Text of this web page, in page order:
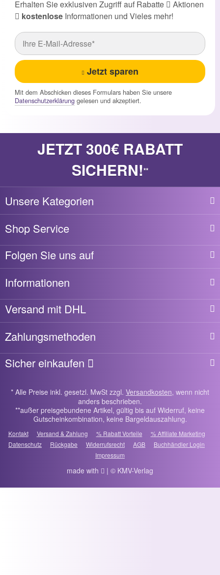
Erhalten Sie exklusiven Zugriff auf Rabatte
Aktionen
kostenlose Informationen und Vieles mehr!
Jetzt sparen
Mit dem Abschicken dieses Formulars haben Sie unsere
Datenschutzerklärung gelesen und akzeptiert.
JETZT 300€ RABATT
SICHERN!**
Unsere Kategorien
Shop Service
Folgen Sie uns auf
Informationen
Versand mit DHL
Zahlungsmethoden
Sicher einkaufen
* Alle Preise inkl. gesetzl. MwSt zzgl. Versandkosten, wenn nicht
anders beschrieben.
**außer preisgebundene Artikel, gültig bis auf Widerruf, keine
Gutscheinkombination, keine Bargeldauszahlung.
Kontakt Versand & Zahlung % Rabatt Vorteile
% Affiliate Marketing
Datenschutz
Rückgabe Widerrufsrecht AGB
Buchhändler Login
Impressum
made with | © KMV-Verlag